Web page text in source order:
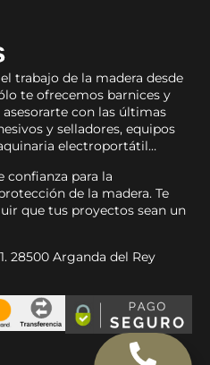
trabajo de la madera desde
te ofrecemos barnices y
con las últimas
y selladores, equipos
electroportátil…
confianza para la
de la madera. Te
que tus proyectos sean un
28500 Arganda del Rey